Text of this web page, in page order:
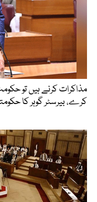
مذاکرات کرنے ہیں تو
کرے، بیرسٹر گوہر کا